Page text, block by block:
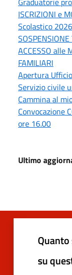
ISCRIZIONI e
Scolastico
ACCESSO alle
FAMILIARI
Apertura
Servizio civile
Cammina al
Convocazione
ore 16.00
Ultimo
su